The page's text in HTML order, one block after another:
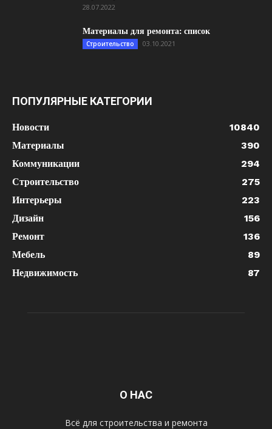
28.07.2022
Материалы для ремонта: список
Строительство 03.10.2021
ПОПУЛЯРНЫЕ КАТЕГОРИИ
Новости
10840
Материалы
390
Коммуникации
294
Строительство
275
Интерьеры
223
Дизайн
156
Ремонт
136
Мебель
89
Недвижимость
87
О НАС
Всё для строительства и ремонта